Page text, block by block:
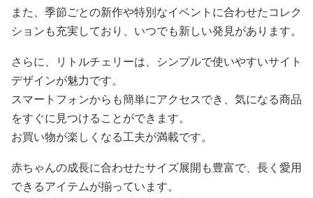
また、季節ごとの新作や特別なイベントに合わせたコレク
ションも充実しており、いつでも新しい発見があります。
さらに、リトルチェリーは、シンプルで使いやすいサイト
デザインが魅力です。
スマートフォンからも簡単にアクセスでき、気になる商品
をすぐに見つけることができます。
お買い物が楽しくなる工夫が満載です。
赤ちゃんの成長に合わせたサイズ展開も豊富で、長く愛用
できるアイテムが揃っています。